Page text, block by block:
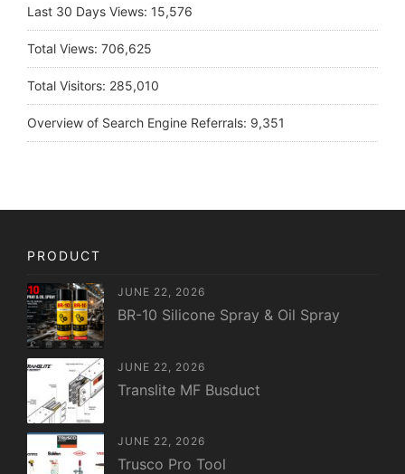
Last 30 Days Views: 15,576
Total Views: 706,625
Total Visitors: 285,010
Overview of Search Engine Referrals: 9,351
PRODUCT
JUNE 22, 2026
BR-10 Silicone Spray & Oil Spray
JUNE 22, 2026
Translite MF Busduct
JUNE 22, 2026
Trusco Pro Tool